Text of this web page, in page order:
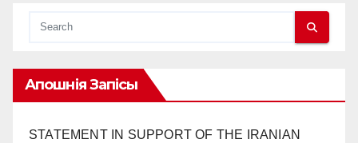
Апошнія Запісы
STATEMENT IN SUPPORT OF THE IRANIAN